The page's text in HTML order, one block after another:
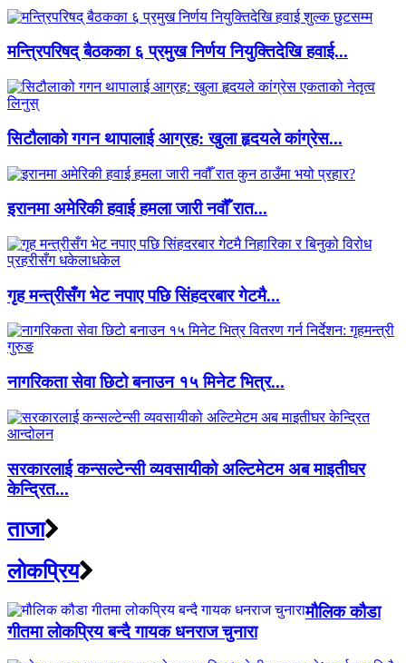
मन्त्रिपरिषद् बैठकका ६ प्रमुख निर्णय नियुक्तिदेखि हवाई...
सिटौलाको गगन थापालाई आग्रह: खुला हृदयले कांग्रेस...
इरानमा अमेरिकी हवाई हमला जारी नवौँ रात...
गृह मन्त्रीसँग भेट नपाए पछि सिंहदरबार गेटमै...
नागरिकता सेवा छिटो बनाउन १५ मिनेट भित्र...
सरकारलाई कन्सल्टेन्सी व्यवसायीको अल्टिमेटम अब माइतीघर
केन्द्रित...
ताजा
लाेकप्रिय
मौलिक कौडा
गीतमा लोकप्रिय बन्दै गायक धनराज चुनारा